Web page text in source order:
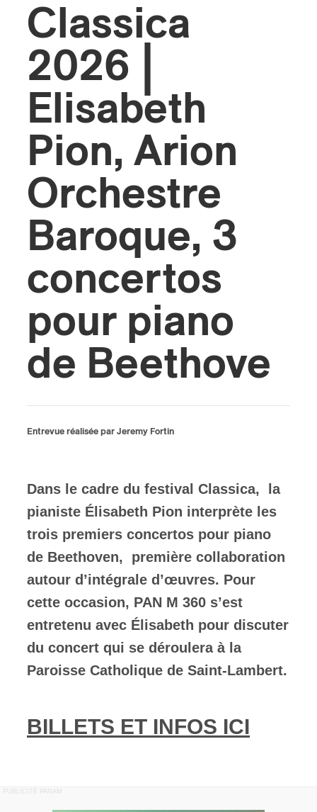
Classica
2026 |
Elisabeth
Pion, Arion
Orchestre
Baroque, 3
concertos
pour piano
de Beethove
Entrevue réalisée par Jeremy Fortin
Dans le cadre du festival Classica, la
pianiste Élisabeth Pion interprète les
trois premiers concertos pour piano
de Beethoven, première collaboration
autour d’intégrale d’œuvres. Pour
cette occasion, PAN M 360 s’est
entretenu avec Élisabeth pour discuter
du concert qui se déroulera à la
Paroisse Catholique de Saint-Lambert.
BILLETS ET INFOS ICI
PUBLICITÉ PANAM